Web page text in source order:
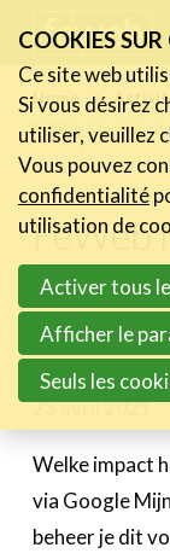
links
Jump
to
navigation
Jump
main
content
Home
FeWeb MeetUp:
FeWeb
23 avril 2021
Welke impact
via Google
beheer je dit
COOKIES
Ce site web
Si vous désirez
utiliser, veuillez
Vous pouvez
confidentialité
utilisation de
Activer tous
Afficher le
Seuls les